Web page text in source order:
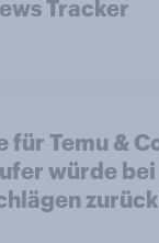
Tracker
für Temu &
würde bei